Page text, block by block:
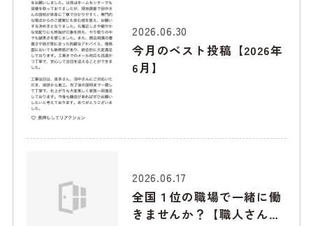
2026.06.30
今月のベスト投稿【2026年
6月】
2026.06.17
全国１位の職場で一緒に働
きませんか？【職人さん募